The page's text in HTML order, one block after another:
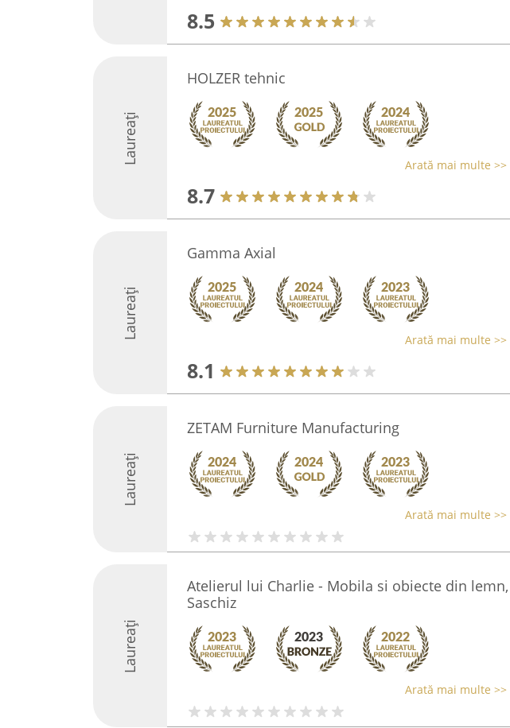
8.5
Laureați
HOLZER tehnic
Arată mai multe >>
8.7
Laureați
Gamma Axial
Arată mai multe >>
8.1
Laureați
ZETAM Furniture Manufacturing
Arată mai multe >>
Laureați
Atelierul lui Charlie - Mobila si obiecte din lemn,
Saschiz
Arată mai multe >>